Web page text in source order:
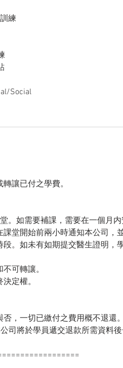
練
Social
讓已付之學費。
。如需要補課，需要在一個月
堂開始前兩小時通知本公司，
。如未有如期提交醫生證明，
可轉讓。
定權。
否，一切已繳付之費用概不退還
司將於學員遞交退款所需資料